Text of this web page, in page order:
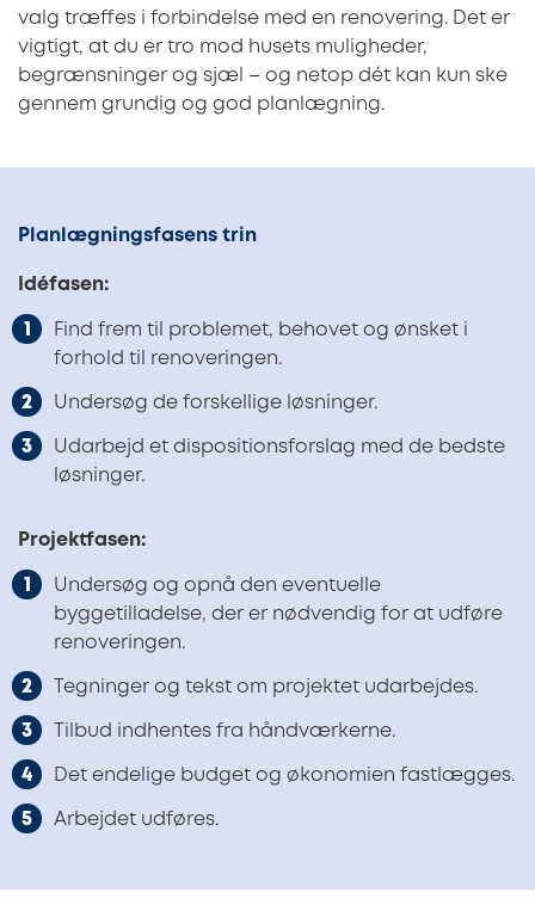
valg træffes i forbindelse med en renovering. Det er
vigtigt, at du er tro mod husets muligheder,
begrænsninger og sjæl – og netop dét kan kun ske
gennem grundig og god planlægning.
Planlægningsfasens trin
Idéfasen:
Find frem til problemet, behovet og ønsket i
forhold til renoveringen.
Undersøg de forskellige løsninger.
Udarbejd et dispositionsforslag med de bedste
løsninger.
Projektfasen:
Undersøg og opnå den eventuelle
byggetilladelse, der er nødvendig for at udføre
renoveringen.
Tegninger og tekst om projektet udarbejdes.
Tilbud indhentes fra håndværkerne.
Det endelige budget og økonomien fastlægges.
Arbejdet udføres.